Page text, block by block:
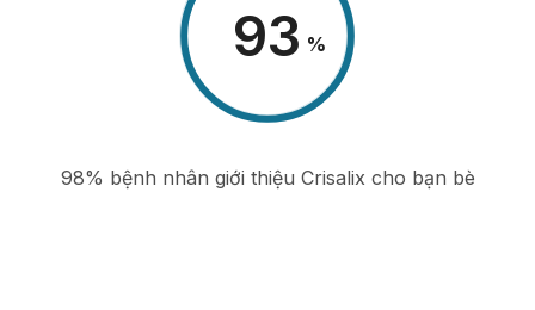
98 %
98% bệnh nhân giới thiệu Crisalix cho bạn bè